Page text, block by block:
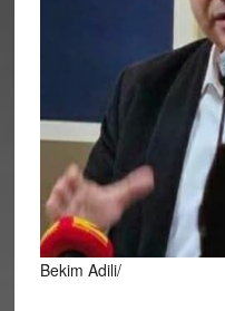
Bekim Adili/